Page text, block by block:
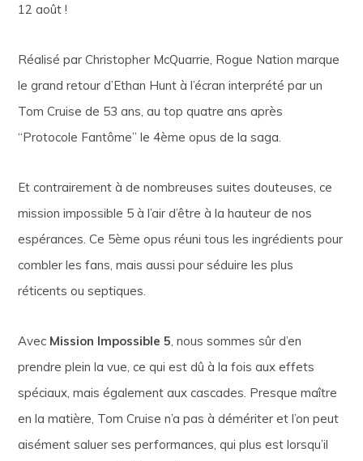
12 août !
Réalisé par Christopher McQuarrie, Rogue Nation marque
le grand retour d’Ethan Hunt à l’écran interprété par un
Tom Cruise de 53 ans, au top quatre ans après
“Protocole Fantôme” le 4ème opus de la saga.
Et contrairement à de nombreuses suites douteuses, ce
mission impossible 5 à l’air d’être à la hauteur de nos
espérances. Ce 5ème opus réuni tous les ingrédients pour
combler les fans, mais aussi pour séduire les plus
réticents ou septiques.
Avec Mission Impossible 5, nous sommes sûr d’en
prendre plein la vue, ce qui est dû à la fois aux effets
spéciaux, mais également aux cascades. Presque maître
en la matière, Tom Cruise n’a pas à démériter et l’on peut
aisément saluer ses performances, qui plus est lorsqu’il